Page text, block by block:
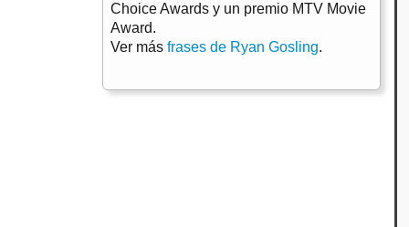
Choice Awards y un premio MTV Movie
Award.
Ver más frases de Ryan Gosling.